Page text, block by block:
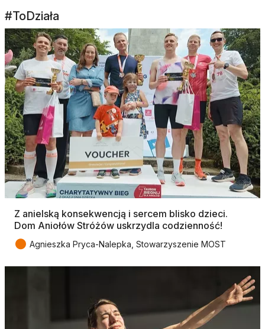
#ToDziała
Z anielską konsekwencją i sercem blisko dzieci.
Dom Aniołów Stróżów uskrzydla codzienność!
● Agnieszka Pryca-Nalepka, Stowarzyszenie MOST